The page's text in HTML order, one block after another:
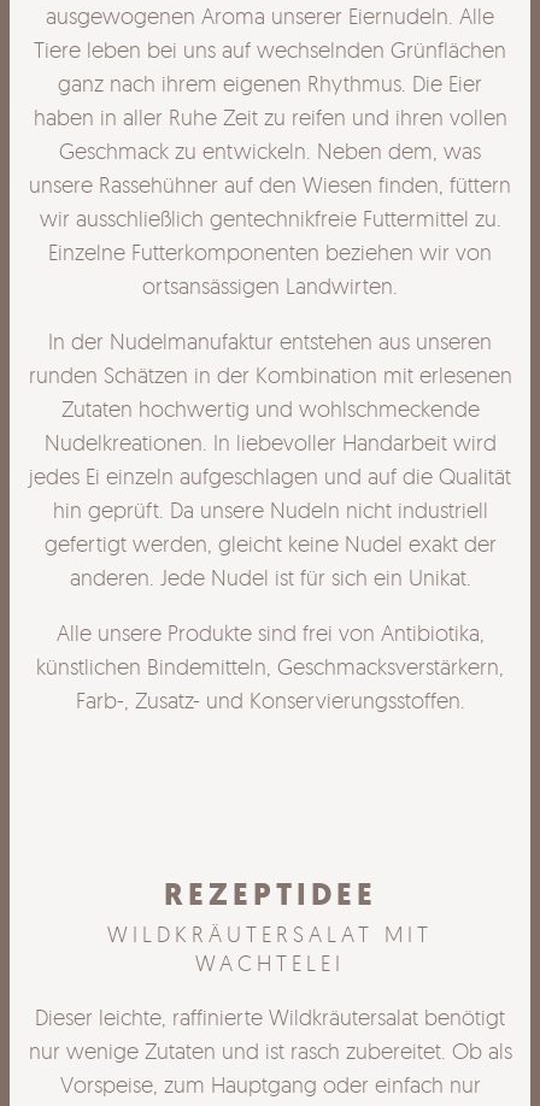
ausgewogenen Aroma unserer Eiernudeln. Alle
Tiere leben bei uns auf wechselnden Grünflächen
ganz nach ihrem eigenen Rhythmus. Die Eier
haben in aller Ruhe Zeit zu reifen und ihren vollen
Geschmack zu entwickeln. Neben dem, was
unsere Rassehühner auf den Wiesen finden, füttern
wir ausschließlich gentechnikfreie Futtermittel zu.
Einzelne Futterkomponenten beziehen wir von
ortsansässigen Landwirten.
In der Nudelmanufaktur entstehen aus unseren
runden Schätzen in der Kombination mit erlesenen
Zutaten hochwertig und wohlschmeckende
Nudelkreationen. In liebevoller Handarbeit wird
jedes Ei einzeln aufgeschlagen und auf die Qualität
hin geprüft. Da unsere Nudeln nicht industriell
gefertigt werden, gleicht keine Nudel exakt der
anderen. Jede Nudel ist für sich ein Unikat.
Alle unsere Produkte sind frei von Antibiotika,
künstlichen Bindemitteln, Geschmacksverstärkern,
Farb-, Zusatz- und Konservierungsstoffen.
REZEPTIDEE
WILDKRÄUTERSALAT MIT
WACHTELEI
Dieser leichte, raffinierte Wildkräutersalat benötigt
nur wenige Zutaten und ist rasch zubereitet. Ob als
Vorspeise, zum Hauptgang oder einfach nur